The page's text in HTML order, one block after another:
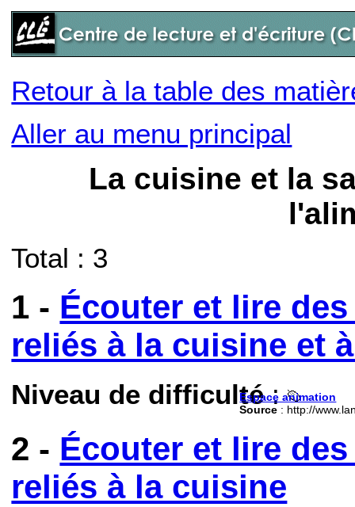
Retour à la table des
Aller au menu principal
La cuisine et la
Total : 3
1 - Écouter et lire
reliés à la cuisine et
Niveau de difficulté:
Espace animation
Source : http://
2 - Écouter et lire
reliés à la cuisine